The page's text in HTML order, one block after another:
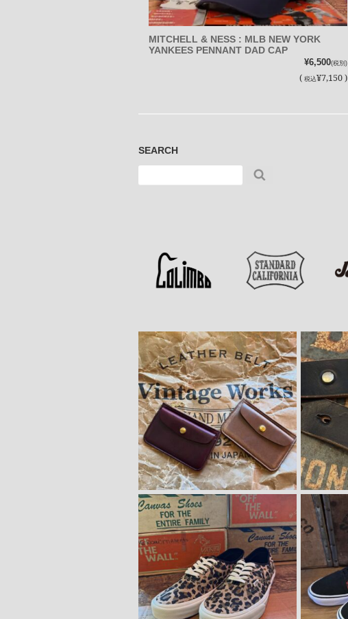
MITCHELL & NESS : MLB NEW YORK
YANKEES PENNANT DAD CAP
¥6,500(税別)
( 税込¥7,150 )
SEARCH